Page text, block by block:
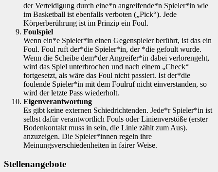
der Verteidigung durch eine*n angreifende*n Spieler*in wie
im Basketball ist ebenfalls verboten („Pick“). Jede
Körperberührung ist im Prinzip ein Foul.
Foulspiel
Wenn ein*e Spieler*in einen Gegenspieler berührt, ist das ein
Foul. Foul ruft der*die Spieler*in, der *die gefoult wurde.
Wenn die Scheibe dem*der Angreifer*in dabei verlorengeht,
wird das Spiel unterbrochen und nach einem „Check“
fortgesetzt, als wäre das Foul nicht passiert. Ist der*die
foulende Spieler*in mit dem Foulruf nicht einverstanden, so
wird der letzte Pass wiederholt.
Eigenverantwortung
Es gibt keine externen Schiedrichtenden. Jede*r Spieler*in ist
selbst dafür verantwortlich Fouls oder Linienverstöße (erster
Bodenkontakt muss in sein, die Linie zählt zum Aus).
anzuzeigen. Die Spieler*innen regeln ihre
Meinungsverschiedenheiten in fairer Weise.
Stellenangebote